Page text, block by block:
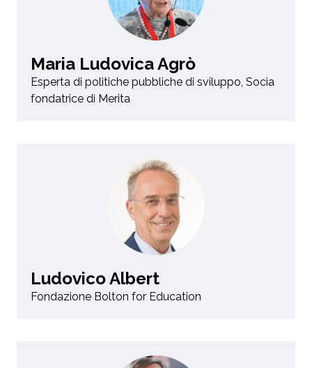
Maria Ludovica Agrò
Esperta di politiche pubbliche di sviluppo, Socia
fondatrice di Merita
Ludovico Albert
Fondazione Bolton for Education